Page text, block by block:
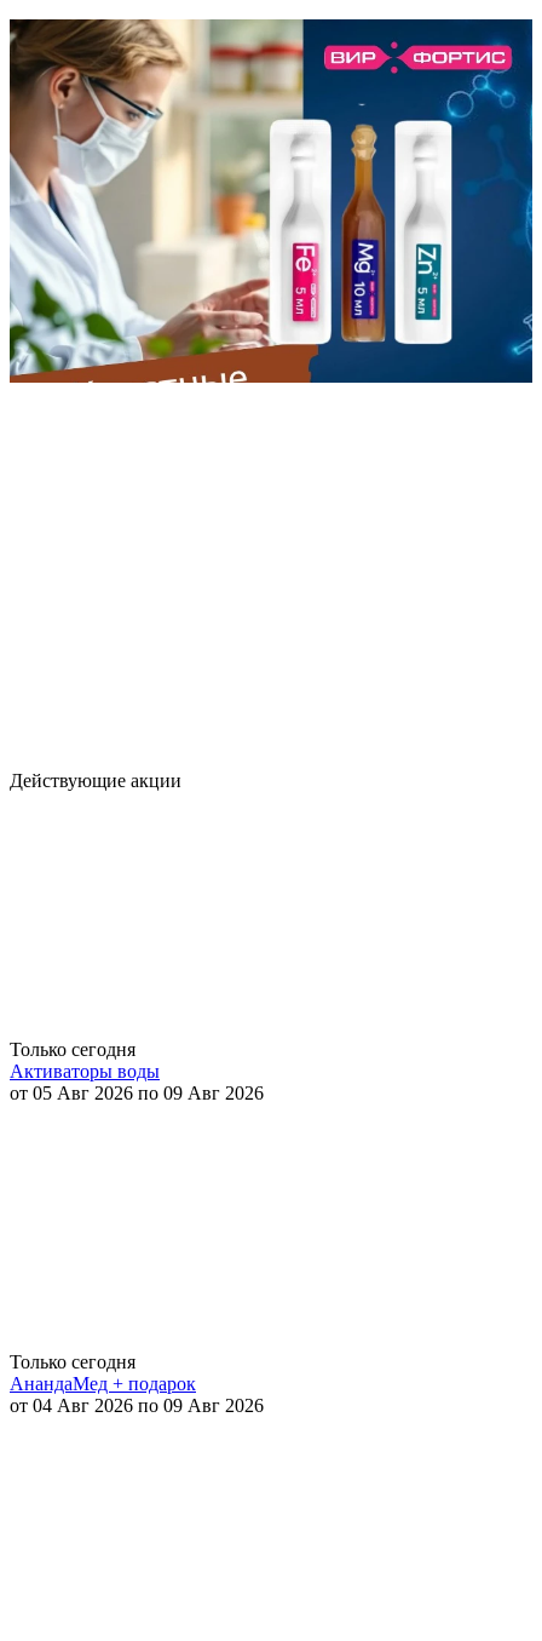
Действующие акции
Только сегодня
Активаторы воды
от 05 Авг 2026 по 09 Авг 2026
Только сегодня
АнандаМед + подарок
от 04 Авг 2026 по 09 Авг 2026